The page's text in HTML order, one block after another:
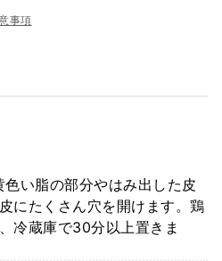
事項
色い脂の部分やはみ出した皮
にたくさん穴を開けます。鶏
冷蔵庫で30分以上置きま